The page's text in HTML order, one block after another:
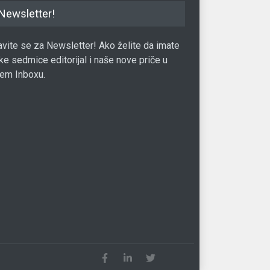
se za Newsletter! Ako želite da imate
sedmice editorijal i naše nove priče u
Inboxu.